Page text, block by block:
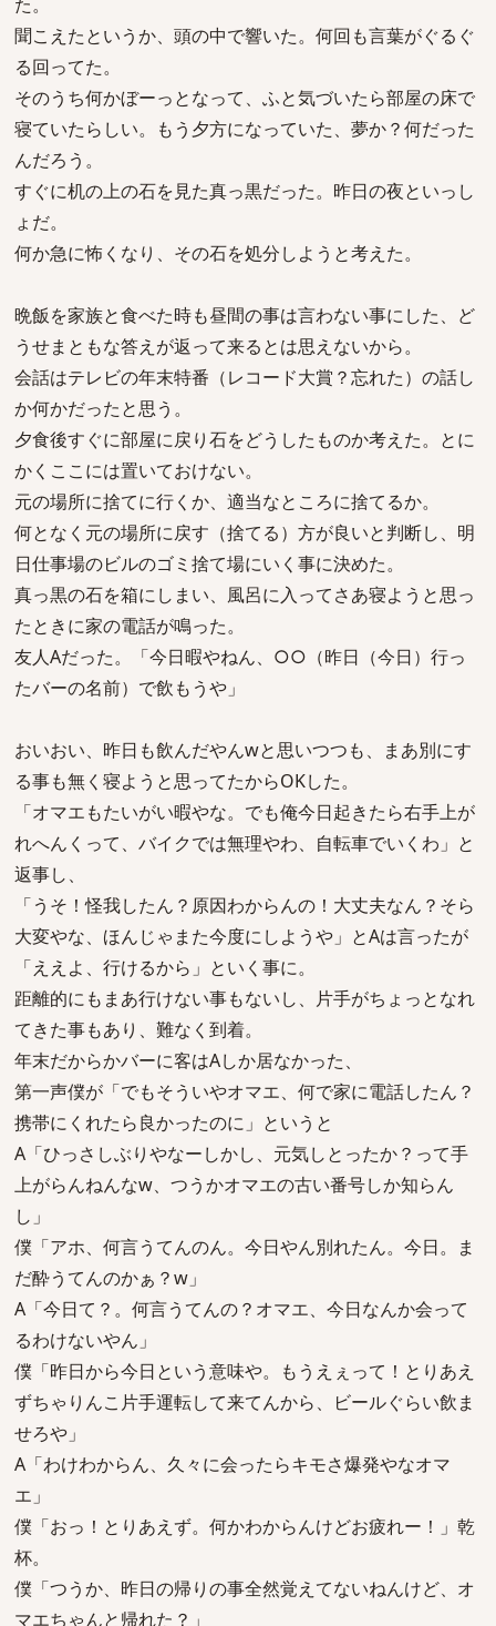
聞こえたというか、頭の中で響いた。何回も言葉がぐるぐ
る回ってた。
そのうち何かぼーっとなって、ふと気づいたら部屋の床で
寝ていたらしい。もう夕方になっていた、夢か？何だった
んだろう。
すぐに机の上の石を見た真っ黒だった。昨日の夜といっし
ょだ。
何か急に怖くなり、その石を処分しようと考えた。
晩飯を家族と食べた時も昼間の事は言わない事にした、ど
うせまともな答えが返って来るとは思えないから。
会話はテレビの年末特番（レコード大賞？忘れた）の話し
か何かだったと思う。
夕食後すぐに部屋に戻り石をどうしたものか考えた。とに
かくここには置いておけない。
元の場所に捨てに行くか、適当なところに捨てるか。
何となく元の場所に戻す（捨てる）方が良いと判断し、明
日仕事場のビルのゴミ捨て場にいく事に決めた。
真っ黒の石を箱にしまい、風呂に入ってさあ寝ようと思っ
たときに家の電話が鳴った。
友人Aだった。「今日暇やねん、○○（昨日（今日）行っ
たバーの名前）で飲もうや」
おいおい、昨日も飲んだやんwと思いつつも、まあ別にす
る事も無く寝ようと思ってたからOKした。
「オマエもたいがい暇やな。でも俺今日起きたら右手上が
れへんくって、バイクでは無理やわ、自転車でいくわ」と
返事し、
「うそ！怪我したん？原因わからんの！大丈夫なん？そら
大変やな、ほんじゃまた今度にしようや」とAは言ったが
「ええよ、行けるから」といく事に。
距離的にもまあ行けない事もないし、片手がちょっとなれ
てきた事もあり、難なく到着。
年末だからかバーに客はAしか居なかった、
第一声僕が「でもそういやオマエ、何で家に電話したん？
携帯にくれたら良かったのに」というと
A「ひっさしぶりやなーしかし、元気しとったか？って手
上がらんねんなw、つうかオマエの古い番号しか知らん
し」
僕「アホ、何言うてんのん。今日やん別れたん。今日。ま
だ酔うてんのかぁ？w」
A「今日て？。何言うてんの？オマエ、今日なんか会って
るわけないやん」
僕「昨日から今日という意味や。もうえぇって！とりあえ
ずちゃりんこ片手運転して来てんから、ビールぐらい飲ま
せろや」
A「わけわからん、久々に会ったらキモさ爆発やなオマ
エ」
僕「おっ！とりあえず。何かわからんけどお疲れー！」乾
杯。
僕「つうか、昨日の帰りの事全然覚えてないねんけど、オ
マエちゃんと帰れた？」